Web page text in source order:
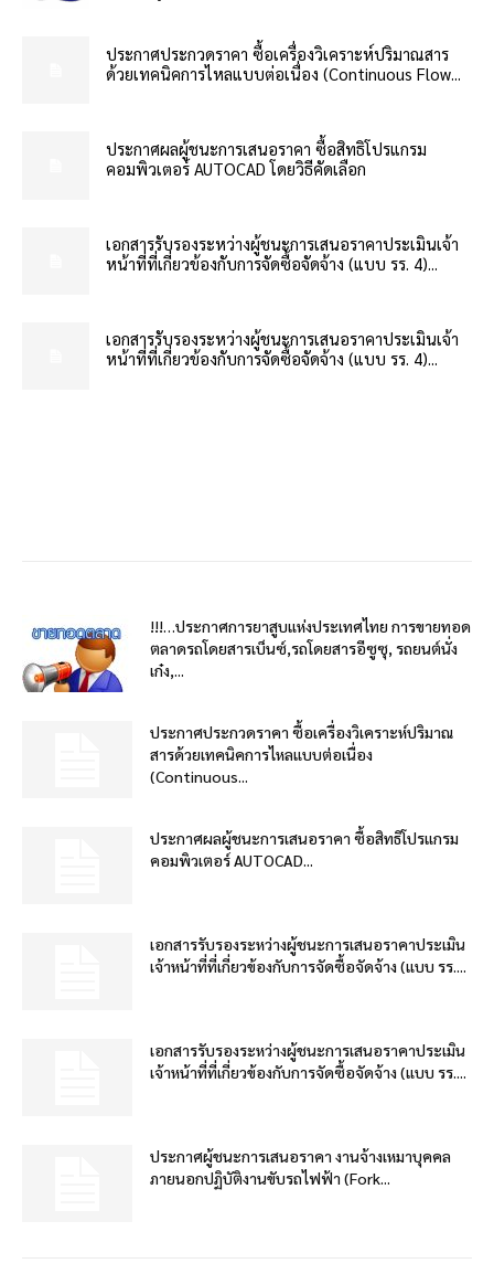
ประกาศประกวดราคา ซื้อเครื่องวิเคราะห์ปริมาณสาร
ด้วยเทคนิคการไหลแบบต่อเนื่อง (Continuous Flow...
ประกาศผลผู้ชนะการเสนอราคา ซื้อสิทธิโปรแกรม
คอมพิวเตอร์ AUTOCAD โดยวิธีคัดเลือก
เอกสารรับรองระหว่างผู้ชนะการเสนอราคาประเมินเจ้า
หน้าที่ที่เกี่ยวข้องกับการจัดซื้อจัดจ้าง (แบบ รร. 4)...
เอกสารรับรองระหว่างผู้ชนะการเสนอราคาประเมินเจ้า
หน้าที่ที่เกี่ยวข้องกับการจัดซื้อจัดจ้าง (แบบ รร. 4)...
!!!…ประกาศการยาสูบแห่งประเทศไทย การขายทอด
ตลาดรถโดยสารเบ็นซ์,รถโดยสารอีซูซุ, รถยนต์นั่ง
เก๋ง,...
ประกาศประกวดราคา ซื้อเครื่องวิเคราะห์ปริมาณ
สารด้วยเทคนิคการไหลแบบต่อเนื่อง
(Continuous...
ประกาศผลผู้ชนะการเสนอราคา ซื้อสิทธิโปรแกรม
คอมพิวเตอร์ AUTOCAD...
เอกสารรับรองระหว่างผู้ชนะการเสนอราคาประเมิน
เจ้าหน้าที่ที่เกี่ยวข้องกับการจัดซื้อจัดจ้าง (แบบ รร....
เอกสารรับรองระหว่างผู้ชนะการเสนอราคาประเมิน
เจ้าหน้าที่ที่เกี่ยวข้องกับการจัดซื้อจัดจ้าง (แบบ รร....
ประกาศผู้ชนะการเสนอราคา งานจ้างเหมาบุคคล
ภายนอกปฏิบัติงานขับรถไฟฟ้า (Fork...